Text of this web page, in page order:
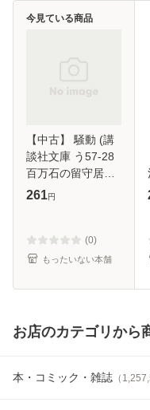
【中古】 騒動 (講
談社文庫 う57-28
百万石の留守居役
11) / 上田 秀人 / 講
261円
(0)
もったいない本舗
今見ている商品
お店のカテゴリから
本・コミック・雑誌 （